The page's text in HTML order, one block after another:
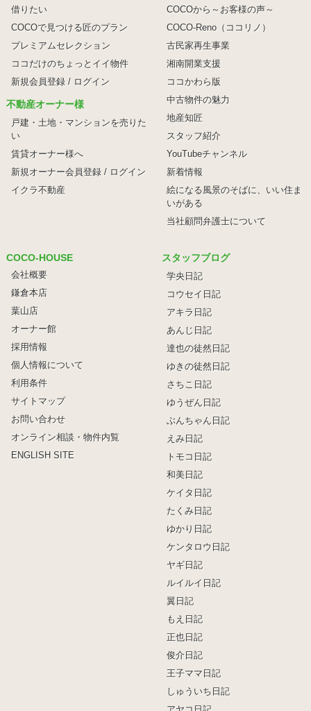
借りたい
COCOで見つける匠のプラン
プレミアムセレクション
ココだけのちょっとイイ物件
新規会員登録 / ログイン
不動産オーナー様
戸建・土地・マンションを売りた
い
賃貸オーナー様へ
新規オーナー会員登録 / ログイン
イクラ不動産
COCOから～お客様の声～
COCO-Reno（ココリノ）
古民家再生事業
湘南開業支援
ココかわら版
中古物件の魅力
地産知匠
スタッフ紹介
YouTubeチャンネル
新着情報
絵になる風景のそばに、 いい住ま
いがある
当社顧問弁護士について
COCO-HOUSE
会社概要
鎌倉本店
葉山店
オーナー館
採用情報
個人情報について
利用条件
サイトマップ
お問い合わせ
オンライン相談・物件内覧
ENGLISH SITE
スタッフブログ
学央日記
コウセイ日記
アキラ日記
あんじ日記
達也の徒然日記
ゆきの徒然日記
さちこ日記
ゆうぜん日記
ぶんちゃん日記
えみ日記
トモコ日記
和美日記
ケイタ日記
たくみ日記
ゆかり日記
ケンタロウ日記
ヤギ日記
ルイルイ日記
翼日記
もえ日記
正也日記
俊介日記
王子ママ日記
しゅういち日記